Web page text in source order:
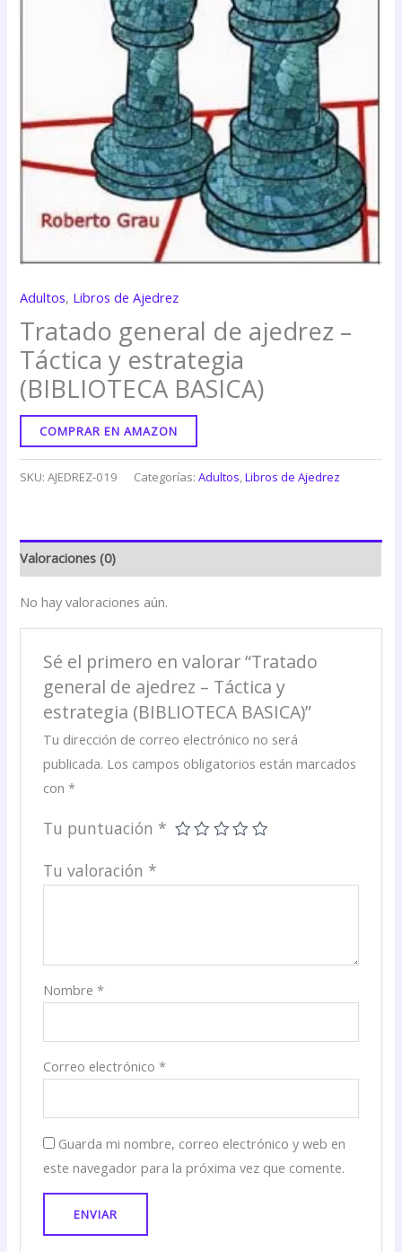
Adultos, Libros de Ajedrez
Tratado general de ajedrez –
Táctica y estrategia
(BIBLIOTECA BASICA)
COMPRAR EN AMAZON
SKU:AJEDREZ-019 Categorías:Adultos ,Libros de Ajedrez
Valoraciones (0)
No hay valoraciones aún.
Sé el primero en valorar “Tratado
general de ajedrez – Táctica y
estrategia (BIBLIOTECA BASICA)”
Tu dirección de correo electrónico no será
publicada. Los campos obligatorios están marcados
con *
Tu puntuación *
Tu valoración *
Nombre *
Correo electrónico *
Guarda mi nombre, correo electrónico y web en
este navegador para la próxima vez que comente.